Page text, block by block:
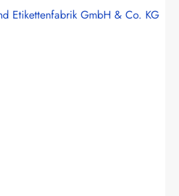
Etikettenfabrik GmbH & Co. KG